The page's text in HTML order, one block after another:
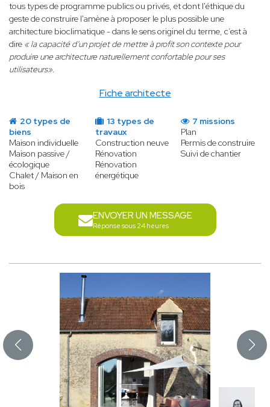
Fiche architecte
tous types de programme publics ou privés, et dont l'éthique du
geste de construire l'amène à proposer le plus possible une
architecture bioclimatique - dans le sens originel du terme, c’est à
dire « la capacité d’un projet de mettre à profit son contexte pour
produire une architecture naturellement confortable pour ses
utilisateurs».
20 types de
biens
Maison individuelle
Maison passive /
écologique
Chalet / Maison en
bois
13 types de
travaux
Construction neuve
Rénovation
Rénovation
énergétique
7 missions
Plan
Permis de construire
Suivi de chantier
ENVOYER UN MESSAGE
Réponse sous 24 heures